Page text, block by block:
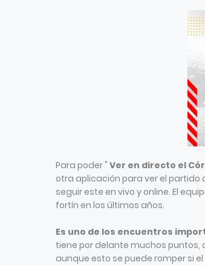
Para poder " Ver en directo el
otra aplicación para ver el partido
seguir este en vivo y online. El
fortín en los últimos años.
Es uno de los encuentros
tiene por delante muchos puntos,
aunque esto se puede romper si